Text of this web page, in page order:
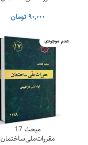
۹۰,۰۰۰تومان
عدم موجودی
مبحث 17
مقررات‌ملی‌ساختمان